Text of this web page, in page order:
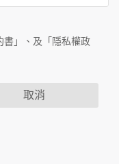
旅行社有限公
書」、及「隱私權政
取消